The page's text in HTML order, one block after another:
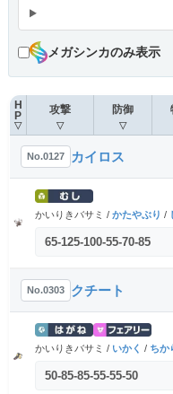
メガシンカのみ表示
H
P
▽
攻撃
▽
防御
▽
No.0127 カイロス
かいりきバサミ / かたやぶり /
65-125-100-55-70-85
No.0303 クチート
かいりきバサミ / いかく / ちか
50-85-85-55-55-50